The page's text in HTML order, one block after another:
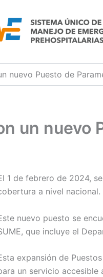
nuevo Puesto de
un nuevo
1 de febrero de 2024,
a nivel nacional.
nuevo puesto se
que incluye el
expansión de
un servicio accesible